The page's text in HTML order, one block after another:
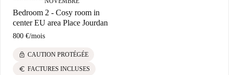
Bedroom 2 - Cosy room in
center EU area Place Jourdan
800 €/mois
lock CAUTION PROTÉGÉE
euro FACTURES INCLUSES